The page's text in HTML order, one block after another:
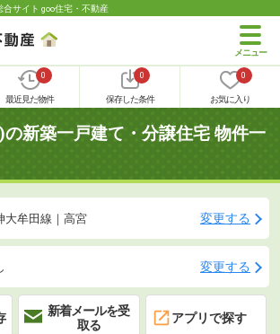
合サイト goo住宅・不動産
0
最近見た物件
0
保存した条件
0
お気に入り
新築一戸建て・分譲住宅 物件一
大牟田線｜高宮 変更する
変更する
新着メールを受
取る
アプリで探す